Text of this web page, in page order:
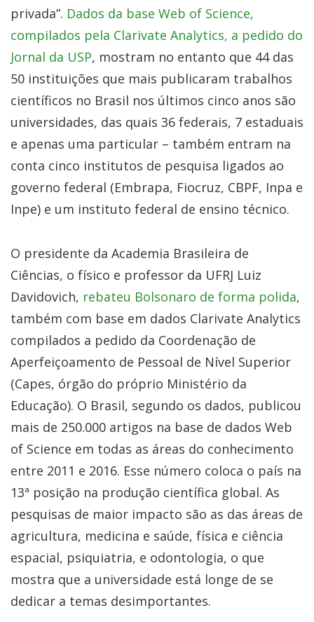
privada”. Dados da base Web of Science,
compilados pela Clarivate Analytics, a pedido do
Jornal da USP, mostram no entanto que 44 das
50 instituições que mais publicaram trabalhos
científicos no Brasil nos últimos cinco anos são
universidades, das quais 36 federais, 7 estaduais
e apenas uma particular – também entram na
conta cinco institutos de pesquisa ligados ao
governo federal (Embrapa, Fiocruz, CBPF, Inpa e
Inpe) e um instituto federal de ensino técnico.
O presidente da Academia Brasileira de
Ciências, o físico e professor da UFRJ Luiz
Davidovich, rebateu Bolsonaro de forma polida,
também com base em dados Clarivate Analytics
compilados a pedido da Coordenação de
Aperfeiçoamento de Pessoal de Nível Superior
(Capes, órgão do próprio Ministério da
Educação). O Brasil, segundo os dados, publicou
mais de 250.000 artigos na base de dados Web
of Science em todas as áreas do conhecimento
entre 2011 e 2016. Esse número coloca o país na
13ª posição na produção científica global. As
pesquisas de maior impacto são as das áreas de
agricultura, medicina e saúde, física e ciência
espacial, psiquiatria, e odontologia, o que
mostra que a universidade está longe de se
dedicar a temas desimportantes.